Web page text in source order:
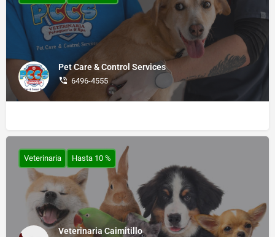
Pet Care & Control Services
6496-4555
Veterinaria Caimitillo
Veterinaria Hasta 10 %